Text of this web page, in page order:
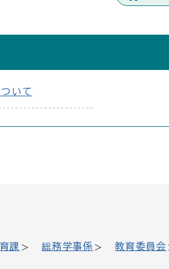
いて
課 総務学事係 教育委員会